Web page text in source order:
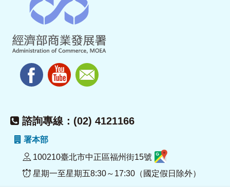
諮詢專線：(02) 4121166
署本部
100210臺北市中正區福州街15號
星期一至星期五8:30～17:30（國定假日除外）